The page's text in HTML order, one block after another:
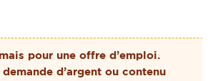
pour une offre d’emploi.
d’argent ou contenu